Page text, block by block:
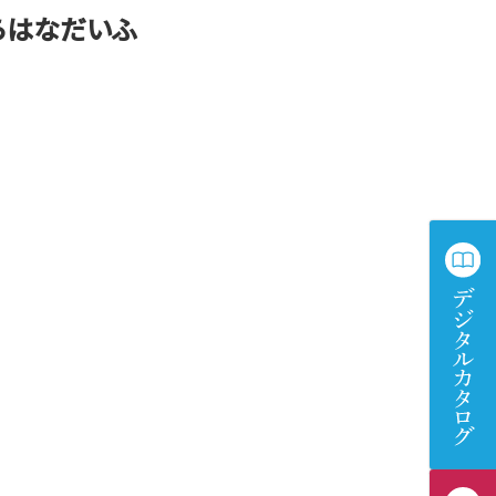
はなだいふ